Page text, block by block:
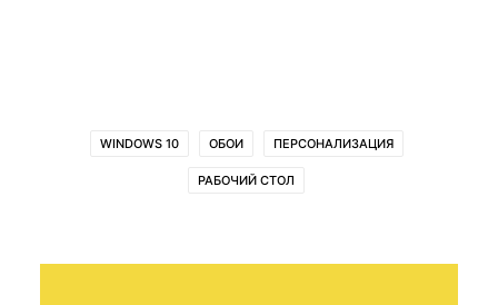
WINDOWS 10 ОБОИ ПЕРСОНАЛИЗАЦИЯ
РАБОЧИЙ СТОЛ